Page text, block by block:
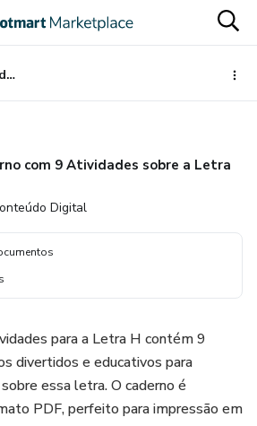
Caderno com 9 Atividades sobre a Letra H
com 9 Atividades sobre a Letra
Digital
para a Letra H contém 9
divertidos e educativos para
essa letra. O caderno é
PDF, perfeito para impressão em